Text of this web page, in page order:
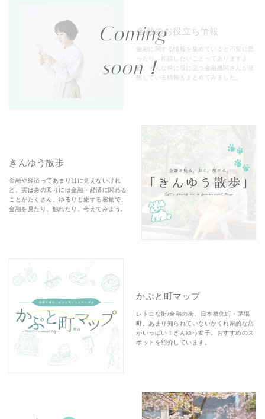
Coming
soon！
金融のお役立ち情報
金融に関する情報を集めていると不安に思
ったり、相談したいことってありますよ
ね。そんな時に役に立つ金融機関さんが発
信している情報をまとめてみました。
きんゆう散歩
金融や経済ってあまり目に見えないけれ
ど、実は身の回りには金融・経済に関わる
ことがたくさん。ゆるりと旅する感覚で、
金融を見たり、触れたり、考えてみよう。
かぶと町マップ
レトロな街/金融の街、日本橋兜町・茅場
町。あまり知られていないかくれ家的な店
がいっぱい！きんゆう女子。おすすめのス
ポットを紹介しています。